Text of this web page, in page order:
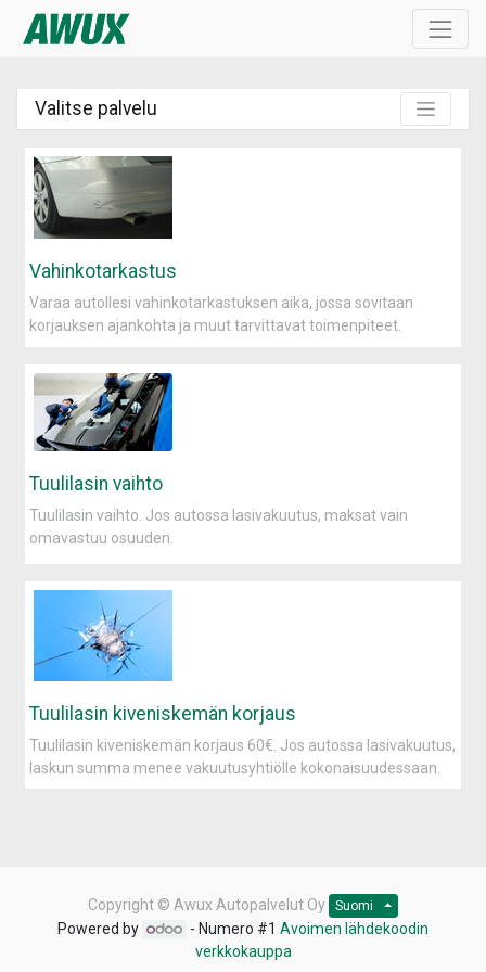
Valitse palvelu
Vahinkotarkastus
Varaa autollesi vahinkotarkastuksen aika, jossa sovitaan
korjauksen ajankohta ja muut tarvittavat toimenpiteet.
Tuulilasin vaihto
Tuulilasin vaihto. Jos autossa lasivakuutus, maksat vain
omavastuu osuuden.
Tuulilasin kiveniskemän korjaus
Tuulilasin kiveniskemän korjaus 60€. Jos autossa lasivakuutus,
laskun summa menee vakuutusyhtiölle kokonaisuudessaan.
Copyright © Awux Autopalvelut Oy Suomi
Powered by - Numero #1 Avoimen lähdekoodin
verkkokauppa